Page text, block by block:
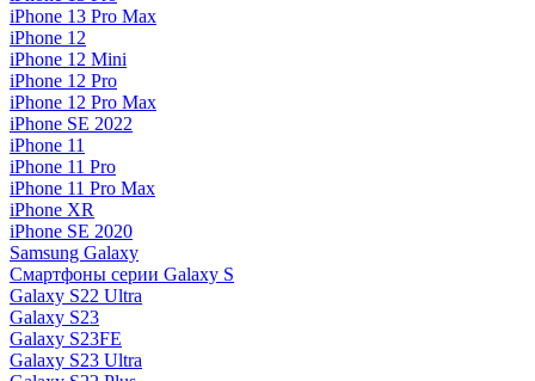
iPhone 13 Pro Max
iPhone 12
iPhone 12 Mini
iPhone 12 Pro
iPhone 12 Pro Max
iPhone SE 2022
iPhone 11
iPhone 11 Pro
iPhone 11 Pro Max
iPhone XR
iPhone SE 2020
Samsung Galaxy
Смартфоны серии Galaxy S
Galaxy S22 Ultra
Galaxy S23
Galaxy S23FE
Galaxy S23 Ultra